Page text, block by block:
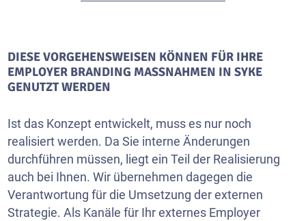
DIESE VORGEHENSWEISEN KÖNNEN FÜR IHRE
EMPLOYER BRANDING MASSNAHMEN IN SYKE G
ENUTZT WERDEN
Ist das Konzept entwickelt, muss es nur noch
realisiert werden. Da Sie interne Änderungen
durchführen müssen, liegt ein Teil der Realisierung
auch bei Ihnen. Wir übernehmen dagegen die
Verantwortung für die Umsetzung der externen
Strategie. Als Kanäle für Ihr externes Employer